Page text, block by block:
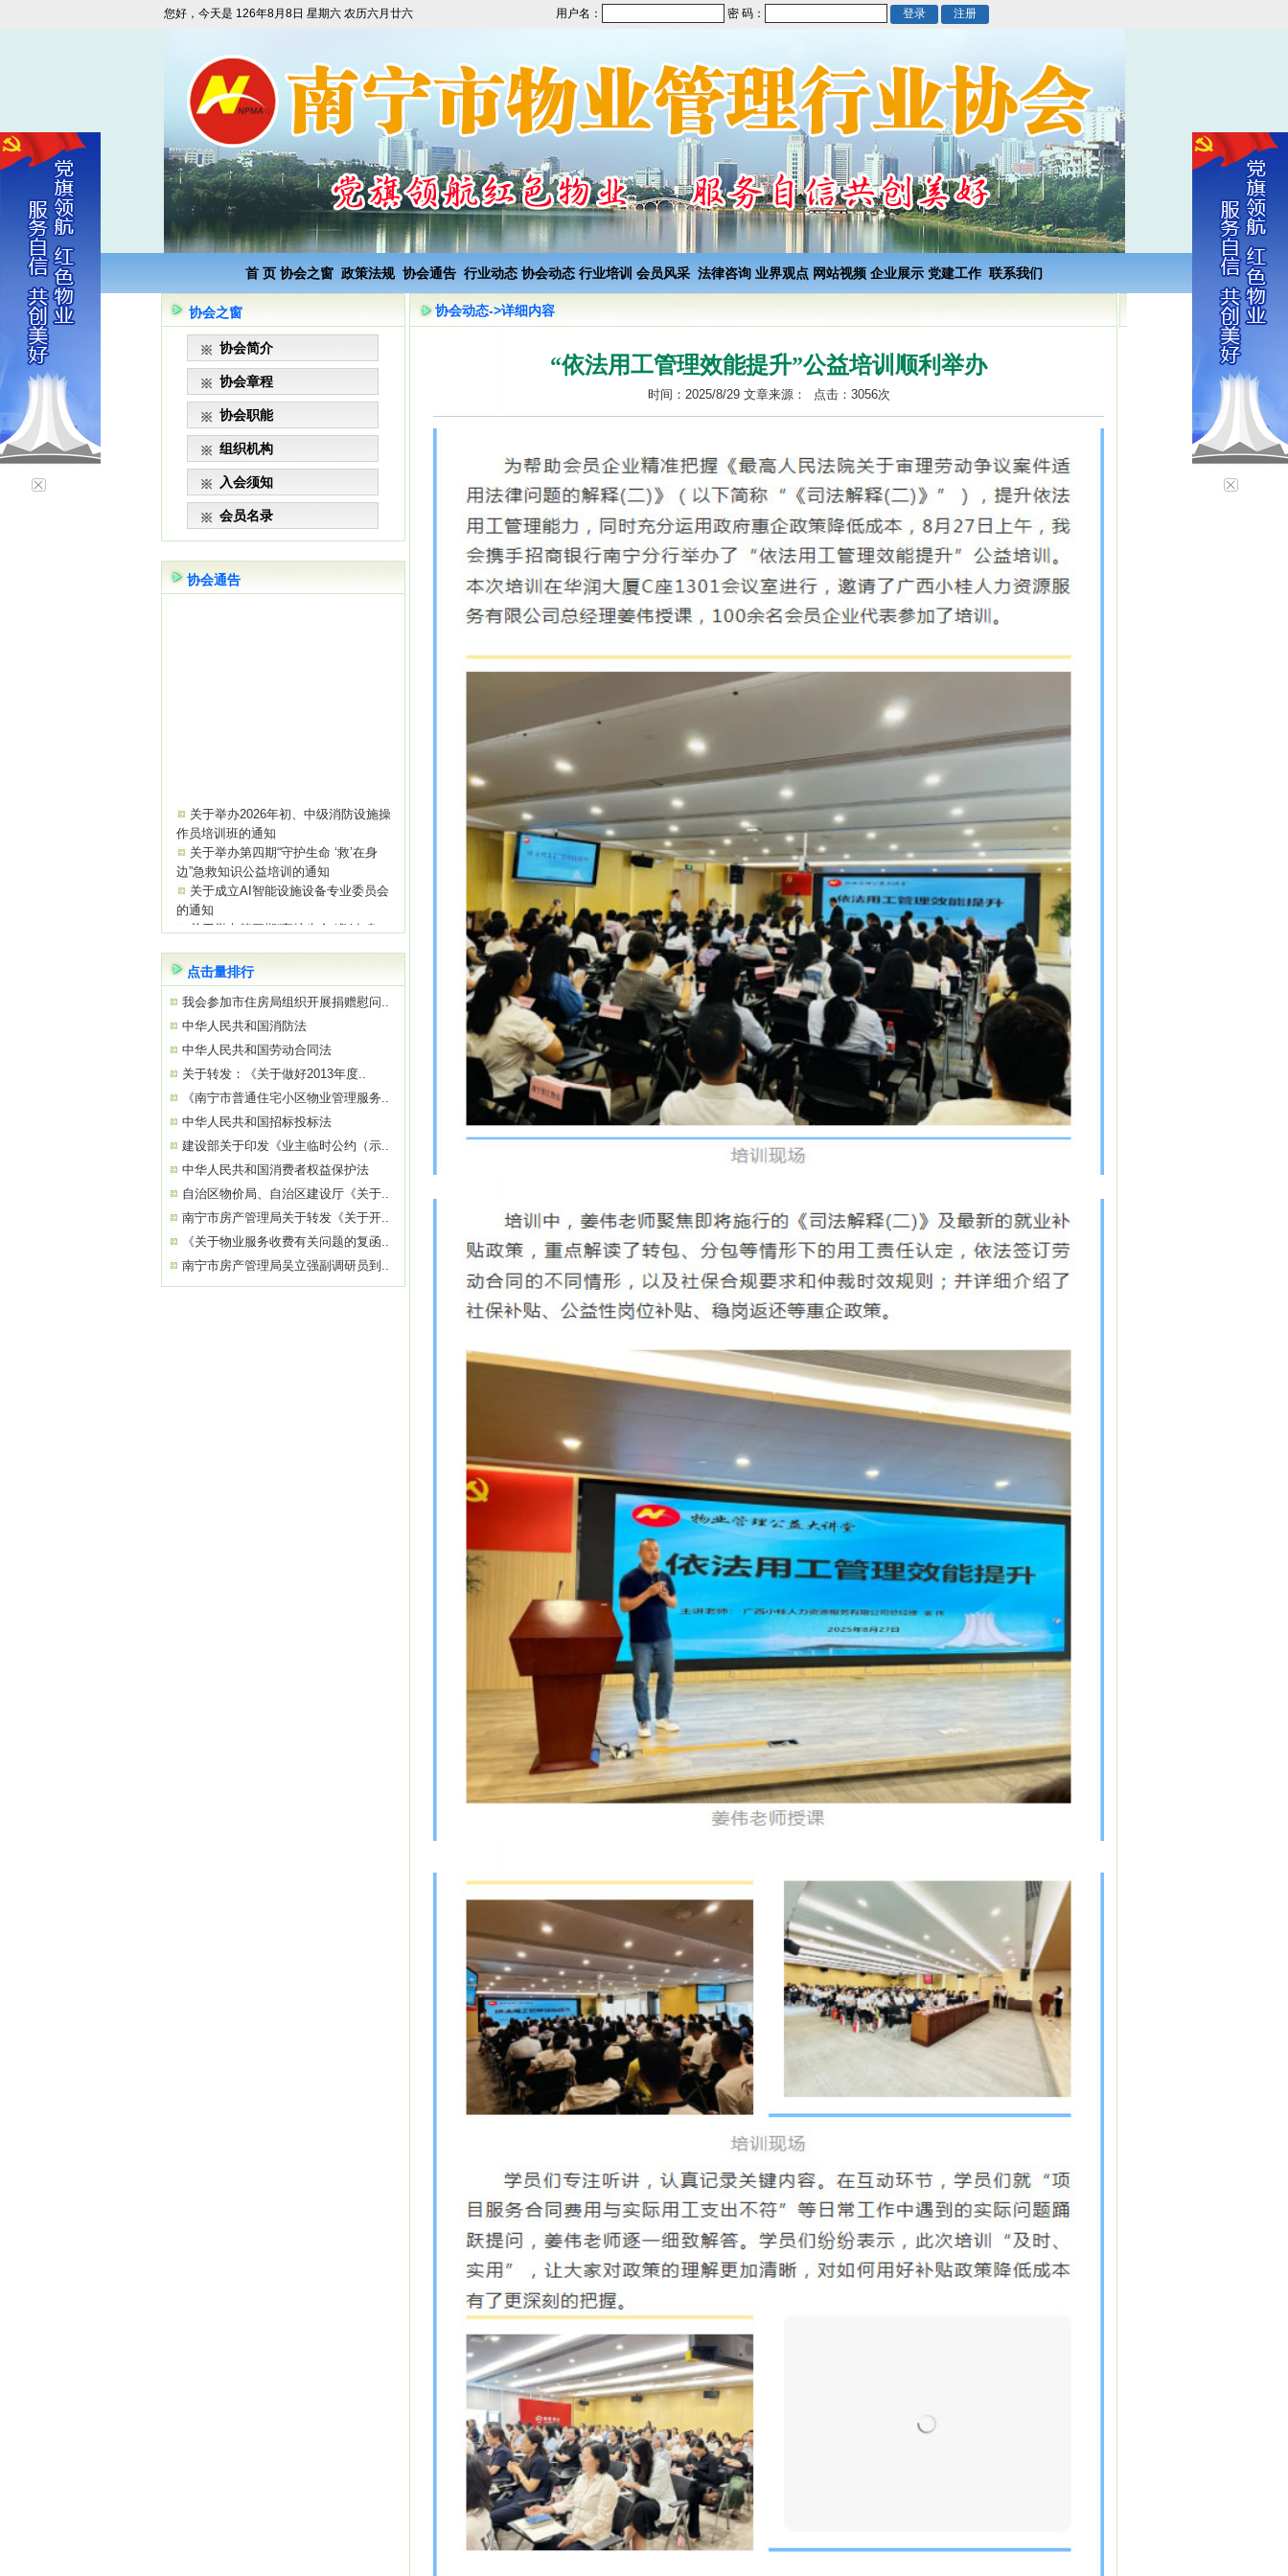
您好，今天是 126年8月8日 星期六 农历六月廿六 用户名： 密 码：
首 页 协会之窗 政策法规 协会通告 行业动态 协会动态 行业培训 会员风采 法律咨询 业界观点 网站视频 企业展示 党建工作 联系我们
协会之窗
协会简介
协会章程
协会职能
组织机构
入会须知
会员名录
协会通告
作员培训班的通知
关于举办第四期“守护生命 ‘救’在身
边”急救知识公益培训的通知
关于成立AI智能设施设备专业委员会
的通知
关于举办第三期“守护生命 ‘救’在身
边”急救知识公益培训的通知
关于举办2026年初、中级消防设施操
作员
关于参观“南宁市物业服务质量提升学
习基地”——南宁中国太平金融大厦的通
知
关于举办“巧用心理学 让沟通更简单高
效”公益培训的通知
点击量排行
我会参加市住房局组织开展捐赠慰问..
中华人民共和国消防法
中华人民共和国劳动合同法
关于转发：《关于做好2013年度..
《南宁市普通住宅小区物业管理服务..
中华人民共和国招标投标法
建设部关于印发《业主临时公约（示..
中华人民共和国消费者权益保护法
自治区物价局、自治区建设厅《关于..
南宁市房产管理局关于转发《关于开..
《关于物业服务收费有关问题的复函..
南宁市房产管理局吴立强副调研员到..
协会动态->详细内容
“依法用工管理效能提升”公益培训顺利举办
时间：2025/8/29 文章来源： 点击：3056次